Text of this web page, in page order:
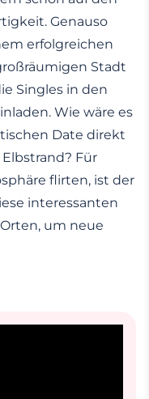
Genauso
erfolgreichen
Stadt
Singles in den
Wie wäre es
Date direkt
Für
flirten, ist der
interessanten
um neue